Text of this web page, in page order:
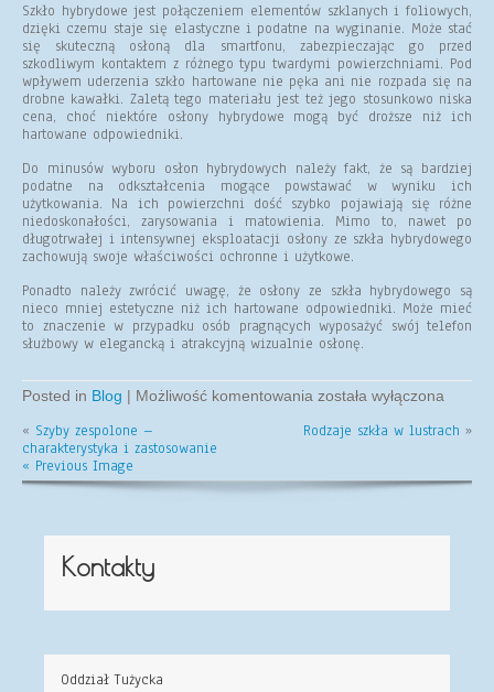
Szkło hybrydowe jest połączeniem elementów szklanych i foliowych,
dzięki czemu staje się elastyczne i podatne na wyginanie. Może stać
się skuteczną osłoną dla smartfonu, zabezpieczając go przed
szkodliwym kontaktem z różnego typu twardymi powierzchniami. Pod
wpływem uderzenia szkło hartowane nie pęka ani nie rozpada się na
drobne kawałki. Zaletą tego materiału jest też jego stosunkowo niska
cena, choć niektóre osłony hybrydowe mogą być droższe niż ich
hartowane odpowiedniki.
Do minusów wyboru osłon hybrydowych należy fakt, że są bardziej
podatne na odkształcenia mogące powstawać w wyniku ich
użytkowania. Na ich powierzchni dość szybko pojawiają się różne
niedoskonałości, zarysowania i matowienia. Mimo to, nawet po
długotrwałej i intensywnej eksploatacji osłony ze szkła hybrydowego
zachowują swoje właściwości ochronne i użytkowe.
Ponadto należy zwrócić uwagę, że osłony ze szkła hybrydowego są
nieco mniej estetyczne niż ich hartowane odpowiedniki. Może mieć
to znaczenie w przypadku osób pragnących wyposażyć swój telefon
służbowy w elegancką i atrakcyjną wizualnie osłonę.
Posted in Blog | Możliwość komentowania Szkło
czy
została wyłączona
« Szyby zespolone –
charakterystyka i zastosowanie
Rodzaje szkła w lustrach »
« Previous Image
Kontakty
Oddział Tużycka